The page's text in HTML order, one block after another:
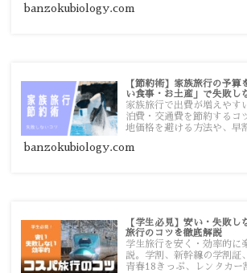
す。
banzokubiology.com
【節約術】家族旅行の予算
い食事・お土産」で失敗し
家族旅行で出費が増えやす
泊費・交通費を節約するコ
地価格を避ける方法や、早
banzokubiology.com
【学生必見】安い・失敗し
旅行のコツを徹底解説
学生旅行を安く・効率的に
説。学割、新幹線の学割証
青春18きっぷ、レンタカー